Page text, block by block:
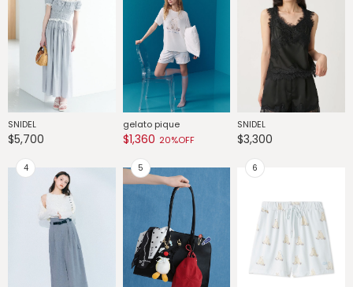
SNIDEL
$5,700
gelato pique
$1,360 20%OFF
SNIDEL
$3,300